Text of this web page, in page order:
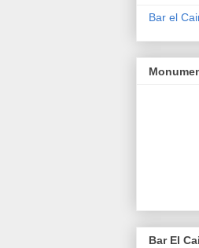
Bar el
Bar El